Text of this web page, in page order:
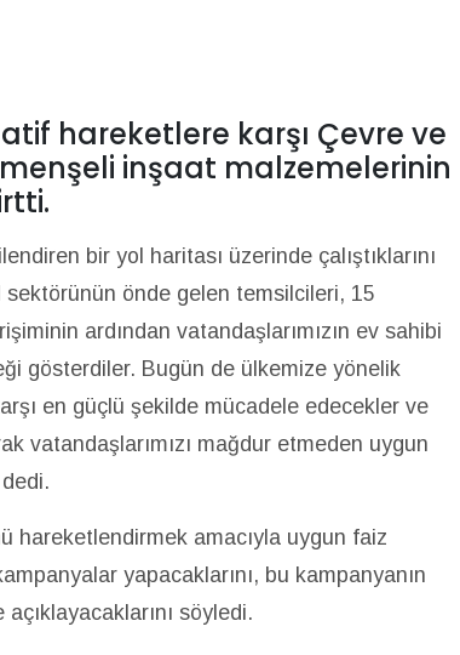
hareketlere karşı Çevre ve
menşeli inşaat malzemelerinin
bir yol haritası üzerinde çalıştıklarını
önde gelen temsilcileri, 15
ardından vatandaşlarımızın ev sahibi
gösterdiler. Bugün de ülkemize yönelik
en güçlü şekilde mücadele edecekler ve
vatandaşlarımızı mağdur etmeden uygun
hareketlendirmek amacıyla uygun faiz
yapacaklarını, bu kampanyanın
söyledi.